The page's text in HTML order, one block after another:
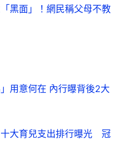
黑面」！網民稱父母不教
用意何在 內行曝背後2大
大育兒支出排行曝光　冠